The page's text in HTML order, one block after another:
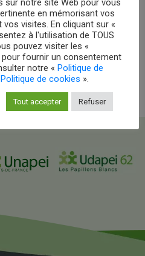
en mémorisant vos
visites. En cliquant sur «
à l'utilisation de TOUS
pouvez visiter les «
fournir un consentement
notre « Politique de
Politique de cookies ».
Tout accepter Refuser